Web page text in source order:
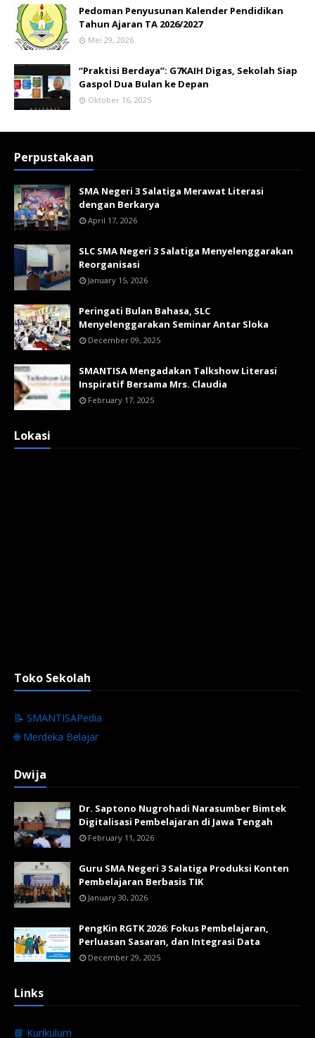
Pedoman Penyusunan Kalender Pendidikan
Tahun Ajaran TA 2026/2027
Mei 29, 2026
“Praktisi Berdaya”: G7KAIH Digas, Sekolah Siap
Gaspol Dua Bulan ke Depan
Oktober 16, 2025
Perpustakaan
SMA Negeri 3 Salatiga Merawat Literasi
dengan Berkarya
April 17, 2026
SLC SMA Negeri 3 Salatiga Menyelenggarakan
Reorganisasi
January 15, 2026
Peringati Bulan Bahasa, SLC
Menyelenggarakan Seminar Antar Sloka
December 09, 2025
SMANTISA Mengadakan Talkshow Literasi
Inspiratif Bersama Mrs. Claudia
February 17, 2025
Lokasi
Toko Sekolah
📝 SMANTISAPedia
🌐 Merdeka Belajar
Dwija
Dr. Saptono Nugrohadi Narasumber Bimtek
Digitalisasi Pembelajaran di Jawa Tengah
February 11, 2026
Guru SMA Negeri 3 Salatiga Produksi Konten
Pembelajaran Berbasis TIK
January 30, 2026
PengKin RGTK 2026: Fokus Pembelajaran,
Perluasan Sasaran, dan Integrasi Data
December 29, 2025
Links
📘 Kurikulum